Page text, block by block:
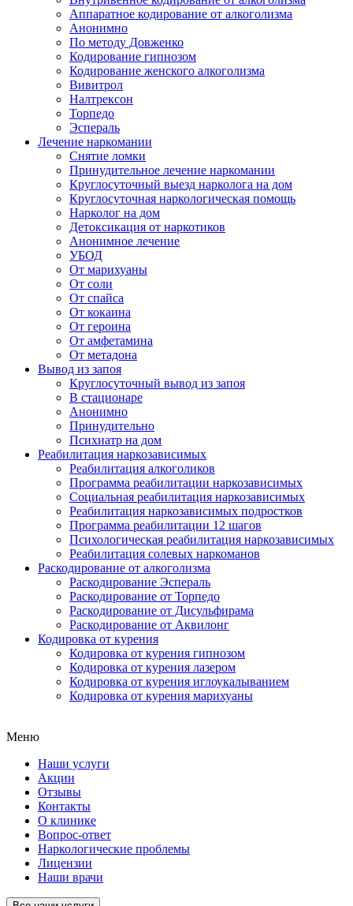
Аппаратное кодирование от алкоголизма
Анонимно
По методу Довженко
Кодирование гипнозом
Кодирование женского алкоголизма
Вивитрол
Налтрексон
Торпедо
Эспераль
Лечение наркомании
Снятие ломки
Принудительное лечение наркомании
Круглосуточный выезд нарколога на дом
Круглосуточная наркологическая помощь
Нарколог на дом
Детоксикация от наркотиков
Анонимное лечение
УБОД
От марихуаны
От соли
От спайса
От кокаина
От героина
От амфетамина
От метадона
Вывод из запоя
Круглосуточный вывод из запоя
В стационаре
Анонимно
Принудительно
Психиатр на дом
Реабилитация наркозависимых
Реабилитация алкоголиков
Программа реабилитации наркозависимых
Социальная реабилитация наркозависимых
Реабилитация наркозависимых подростков
Программа реабилитации 12 шагов
Психологическая реабилитация наркозависимых
Реабилитация солевых наркоманов
Раскодирование от алкоголизма
Раскодирование Эспераль
Раскодирование от Торпедо
Раскодирование от Дисульфирама
Раскодирование от Аквилонг
Кодировка от курения
Кодировка от курения гипнозом
Кодировка от курения лазером
Кодировка от курения иглоукалыванием
Кодировка от курения марихуаны
Меню
Наши услуги
Акции
Отзывы
Контакты
О клинике
Вопрос-ответ
Наркологические проблемы
Лицензии
Наши врачи